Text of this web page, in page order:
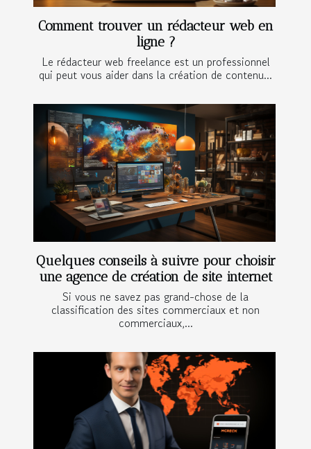
Comment trouver un rédacteur web en
ligne ?
Le rédacteur web freelance est un professionnel
qui peut vous aider dans la création de contenu...
Quelques conseils à suivre pour choisir
une agence de création de site internet
Si vous ne savez pas grand-chose de la
classification des sites commerciaux et non
commerciaux,...